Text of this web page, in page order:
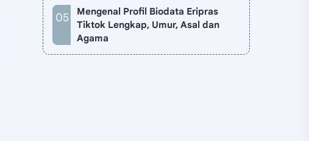
Mengenal Profil Biodata Eripras
Tiktok Lengkap, Umur, Asal dan
Agama